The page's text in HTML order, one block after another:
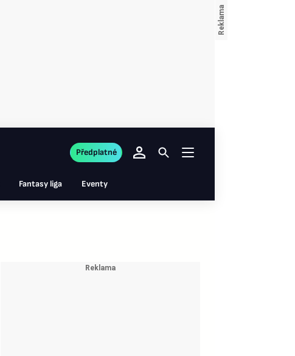
Fantasy liga Eventy
Předplatné